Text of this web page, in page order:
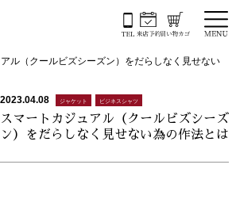
ル（クールビズシーズン）をだらしなく見せない
2023.04.08 ジャケット ビジネスシャツ
スマートカジュアル（クールビズシーズ
ン）をだらしなく見せない為の作法とは